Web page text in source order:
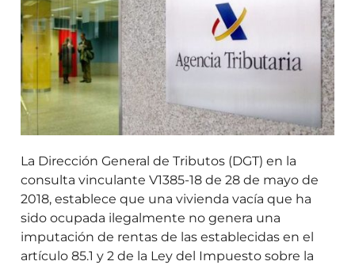
La Dirección General de Tributos (DGT) en la
consulta vinculante V1385-18 de 28 de mayo de
2018, establece que una vivienda vacía que ha
sido ocupada ilegalmente no genera una
imputación de rentas de las establecidas en el
artículo 85.1 y 2 de la Ley del Impuesto sobre la